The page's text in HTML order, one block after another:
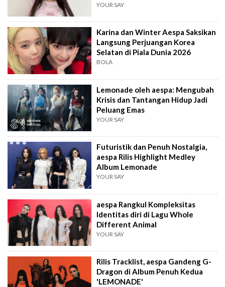
YOUR SAY
Karina dan Winter Aespa Saksikan
Langsung Perjuangan Korea
Selatan di Piala Dunia 2026
BOLA
Lemonade oleh aespa: Mengubah
Krisis dan Tantangan Hidup Jadi
Peluang Emas
YOUR SAY
Futuristik dan Penuh Nostalgia,
aespa Rilis Highlight Medley
Album Lemonade
YOUR SAY
aespa Rangkul Kompleksitas
Identitas diri di Lagu Whole
Different Animal
YOUR SAY
Rilis Tracklist, aespa Gandeng G-
Dragon di Album Penuh Kedua
'LEMONADE'